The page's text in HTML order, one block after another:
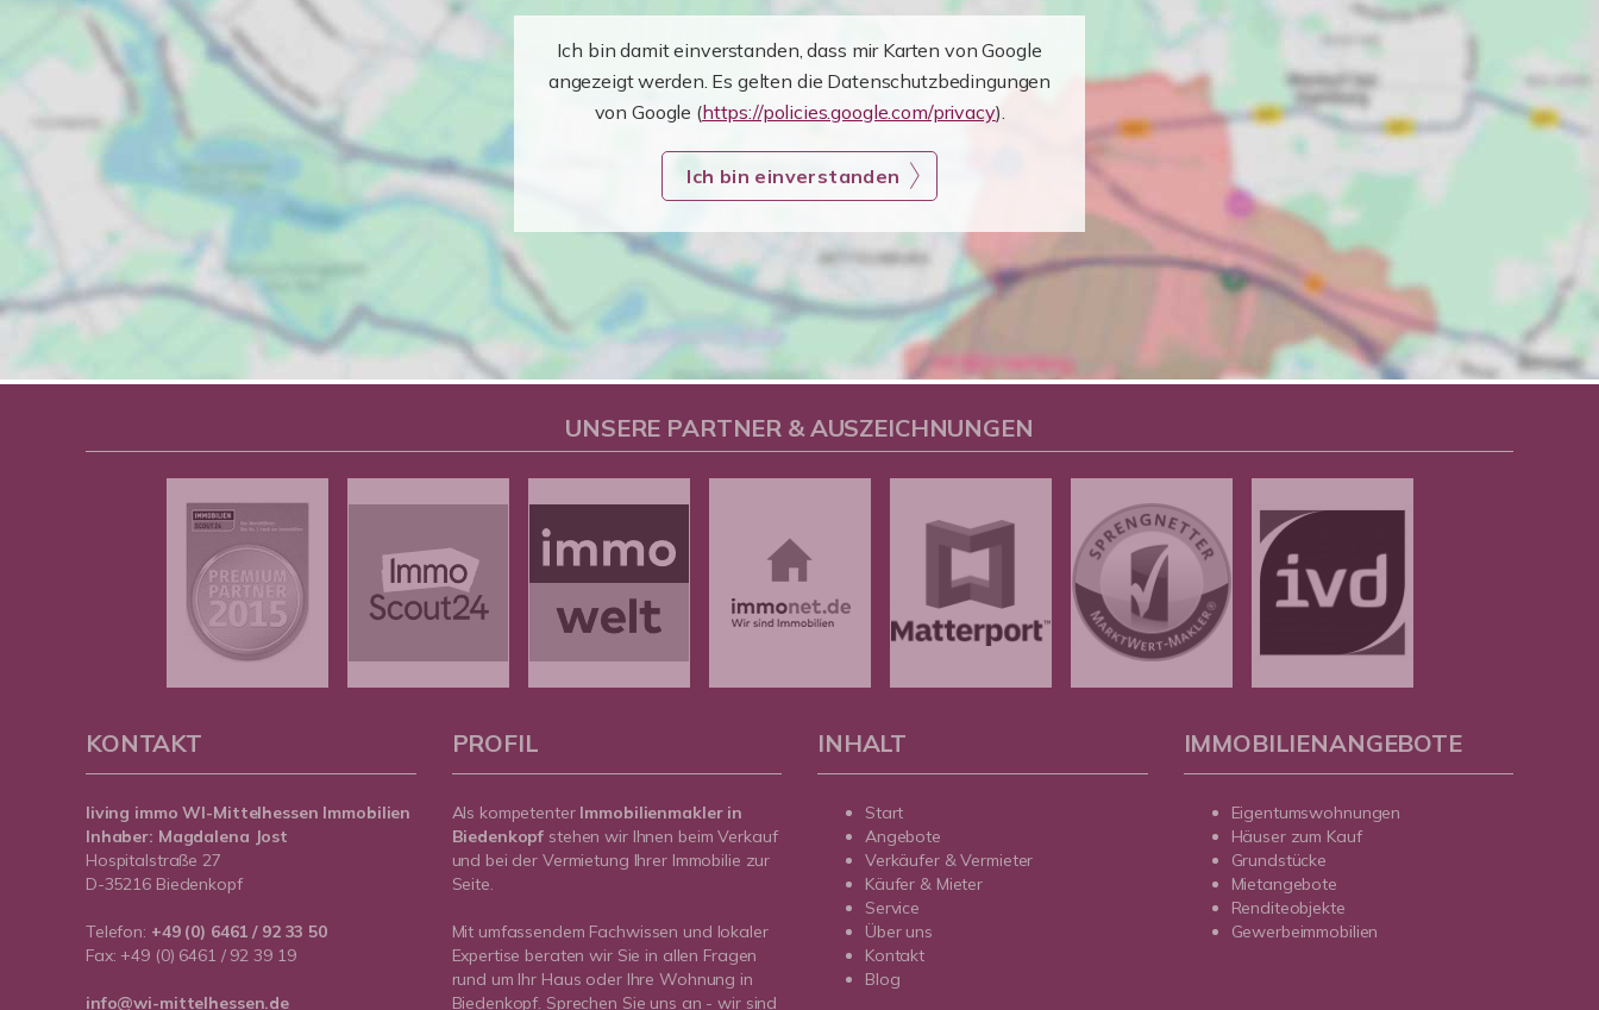
Ich bin damit einverstanden, dass mir Karten von Google
angezeigt werden. Es gelten die Datenschutzbedingungen
von Google (https://policies.google.com/privacy).
Ich bin einverstanden
UNSERE PARTNER & AUSZEICHNUNGEN
KONTAKT
living immo WI-Mittelhessen Immobilien
Inhaber: Magdalena Jost
Hospitalstraße 27
D-35216 Biedenkopf
Telefon: +49 (0) 6461 / 92 33 50
Fax: +49 (0) 6461 / 92 39 19
info@wi-mittelhessen.de
PROFIL
Als kompetenter Immobilienmakler in
Biedenkopf stehen wir Ihnen beim Verkauf
und bei der Vermietung Ihrer Immobilie zur
Seite.
Mit umfassendem Fachwissen und lokaler
Expertise beraten wir Sie in allen Fragen
rund um Ihr Haus oder Ihre Wohnung in
Biedenkopf. Sprechen Sie uns an - wir sind
INHALT
Start
Angebote
Verkäufer & Vermieter
Käufer & Mieter
Service
Über uns
Kontakt
Blog
IMMOBILIENANGEBOTE
Eigentumswohnungen
Häuser zum Kauf
Grundstücke
Mietangebote
Renditeobjekte
Gewerbeimmobilien